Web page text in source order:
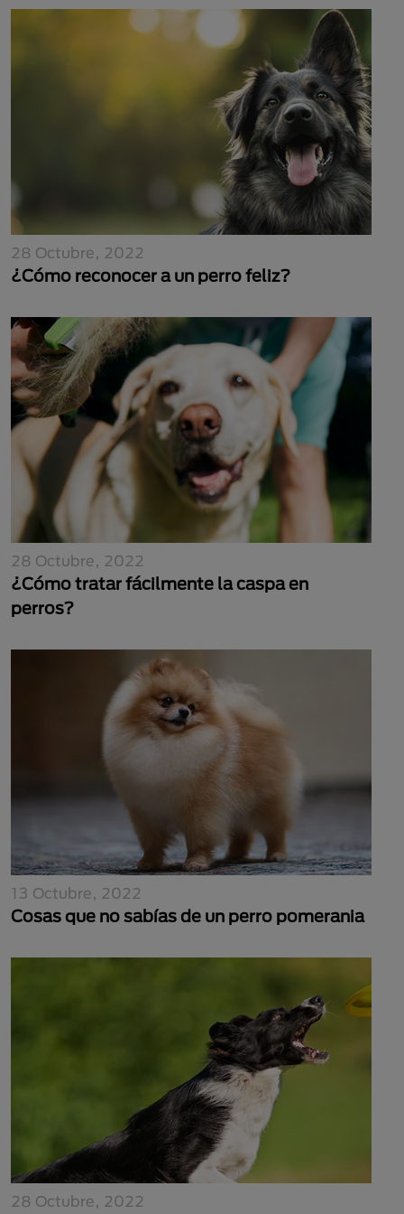
28 Octubre, 2022
¿Cómo reconocer a un perro feliz?
28 Octubre, 2022
¿Cómo tratar fácilmente la caspa en
perros?
13 Octubre, 2022
Cosas que no sabías de un perro pomerania
28 Octubre, 2022